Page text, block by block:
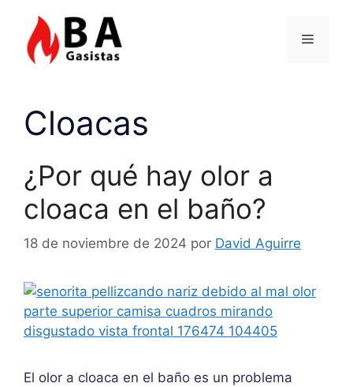
contenido
Menú
Cloacas
¿Por qué hay olor a
cloaca en el baño?
18 de noviembre de 2024 por David Aguirre
El olor a cloaca en el baño es un problema